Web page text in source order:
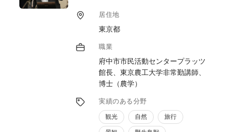
居住地
東京都
職業
府中市市民活動センタープラッツ
館長、東京農工大学非常勤講師、
博士（農学）
実績のある分野
観光 自然 旅行